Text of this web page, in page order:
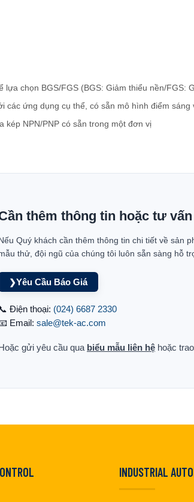
lựa chọn BGS/FGS (BGS: Giảm thiểu nền/FGS:
các ứng dụng cụ thể, có sẵn mô hình điểm sáng
kép NPN/PNP có sẵn trong một đơn vị
thêm thông tin hoặc tư
Quý khách cần thêm thông tin chi tiết về sản
thử, đội ngũ của chúng tôi luôn sẵn sàng hỗ
❯Yêu Cầu Báo Giá
Điện thoại: (024) 6687 2330
Email: sale@tek-ac.com
gửi yêu cầu qua biểu mẫu liên hệ hoặc
INDUSTRIAL